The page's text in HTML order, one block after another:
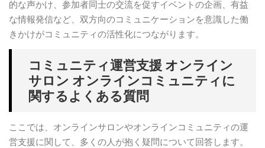
的な声かけ、参加者同士の交流を促すイベントの企画、有益
な情報発信など、双方向のコミュニケーションを意識した働
きかけがコミュニティの活性化につながります。
コミュニティ運営支援 オンライン
サロン オンラインコミュニティに
関するよくある質問
ここでは、オンラインサロンやオンラインコミュニティの運
営支援に関して、多くの人が抱く疑問について回答します。